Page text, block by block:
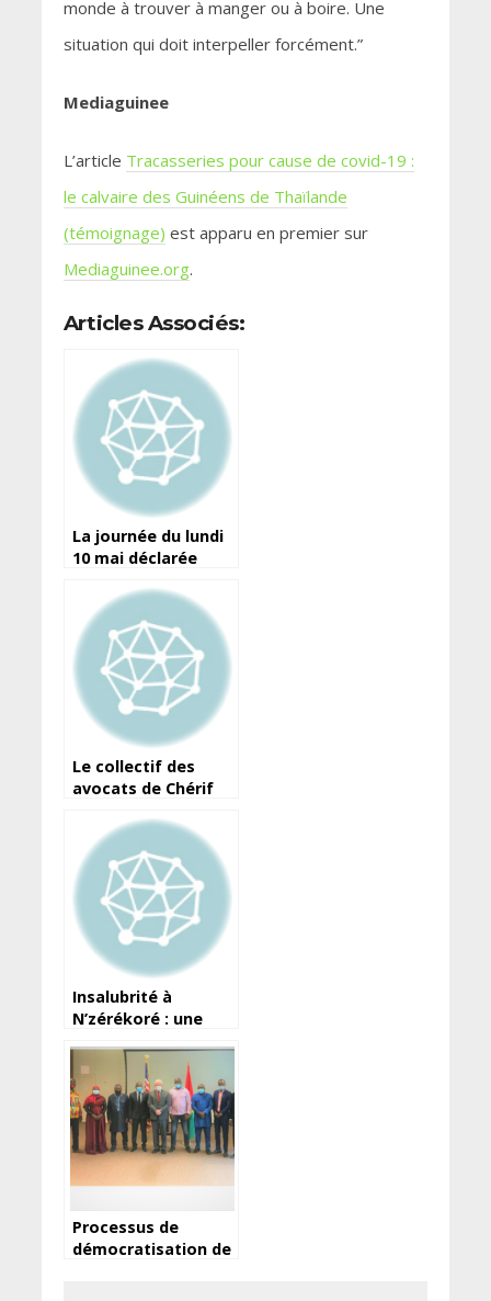
monde à trouver à manger ou à boire. Une
situation qui doit interpeller forcément.”
Mediaguinee
L’article Tracasseries pour cause de covid-19 :
le calvaire des Guinéens de Thaïlande
(témoignage) est apparu en premier sur
Mediaguinee.org.
Articles Associés:
La journée du lundi
10 mai déclarée
payée (Ministère de
la fonction
publique)
Le collectif des
avocats de Chérif
répond au
gouvernement
(communiqué)
Insalubrité à
N’zérékoré : une
qui rend la vie
difficile aux
citoyens du quartier
Tilepoulou
Processus de
démocratisation de